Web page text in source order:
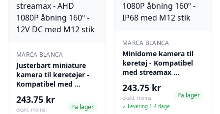
MARCA BLANCA
Justerbart miniature
kamera til køretøjer -
Kompatibel med …
243.75 kr
ekskl. moms
Pa lager
MARCA BLANCA
Minidome kamera til
køretøj - Kompatibel
med streamax …
243.75 kr
ekskl. moms
✓ Levering 1-4 dage
Pa lager